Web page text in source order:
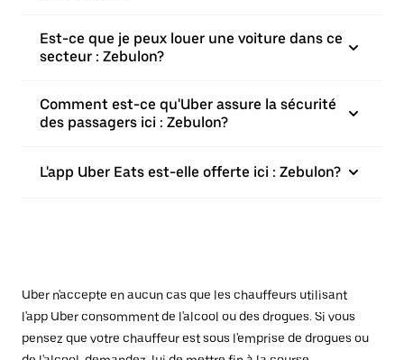
Est-ce que je peux louer une voiture dans ce
secteur : Zebulon?
Comment est-ce qu'Uber assure la sécurité
des passagers ici : Zebulon?
L'app Uber Eats est-elle offerte ici : Zebulon?
Uber n'accepte en aucun cas que les chauffeurs utilisant
l'app Uber consomment de l'alcool ou des drogues. Si vous
pensez que votre chauffeur est sous l'emprise de drogues ou